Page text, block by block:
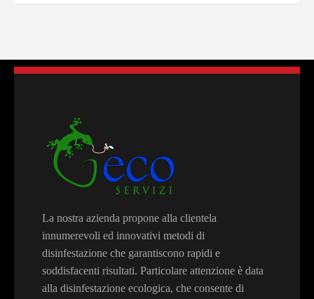
La nostra azienda propone alla clientela
innumerevoli ed innovativi metodi di
disinfestazione che garantiscono rapidi e
soddisfacenti risultati. Particolare attenzione è data
alla disinfestazione ecologica, che consente di